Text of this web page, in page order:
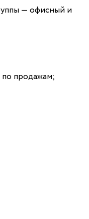
— офисный и
продажам;